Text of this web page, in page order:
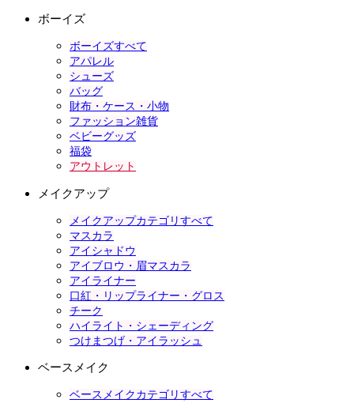
ボーイズ
ボーイズすべて
アパレル
シューズ
バッグ
財布・ケース・小物
ファッション雑貨
ベビーグッズ
福袋
アウトレット
メイクアップ
メイクアップカテゴリすべて
マスカラ
アイシャドウ
アイブロウ・眉マスカラ
アイライナー
口紅・リップライナー・グロス
チーク
ハイライト・シェーディング
つけまつげ・アイラッシュ
ベースメイク
ベースメイクカテゴリすべて